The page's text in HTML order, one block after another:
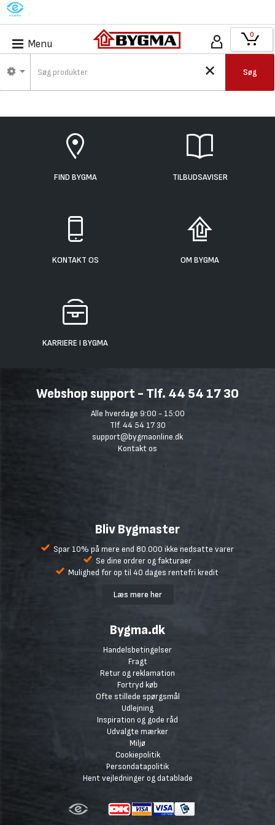
M
Menu
Søg
0
FIND BYGMA TILBUDSAVISER
KONTAKT OS OM BYGMA
KARRIERE I BYGMA
Webshop support - Tlf. 44 54 17 30
Alle hverdage 9:00 - 15:00
Tlf. 44 54 17 30
support@bygmaonline.dk
Kontakt os
Bliv Bygmaster
Spar 10% på mere end 80.000 ikke nedsatte varer
Se dine ordrer og fakturaer
Mulighed for op til 40 dages rentefri kredit
Læs mere her
Bygma.dk
Handelsbetingelser
Fragt
Retur og reklamation
Fortryd køb
Ofte stillede spørgsmål
Udlejning
Inspiration og gode råd
Udvalgte mærker
Miljø
Cookiepolitik
Persondatapolitik
Hent vejledninger og datablade